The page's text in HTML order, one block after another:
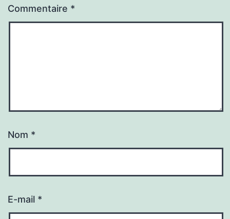
Commentaire *
Nom *
E-mail *